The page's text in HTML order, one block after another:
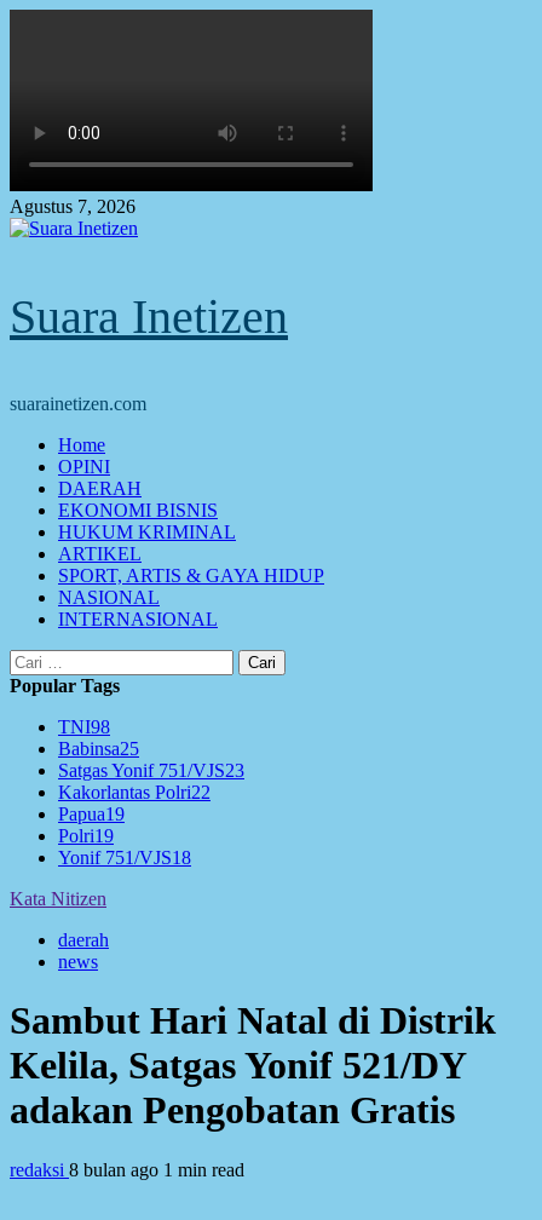
Agustus 7, 2026
Suara Inetizen
suarainetizen.com
Primary
Menu
Home
OPINI
DAERAH
EKONOMI BISNIS
HUKUM KRIMINAL
ARTIKEL
SPORT, ARTIS & GAYA HIDUP
NASIONAL
INTERNASIONAL
Cari
untuk:
Popular Tags
TNI98
Babinsa25
Satgas Yonif 751/VJS23
Kakorlantas Polri22
Papua19
Polri19
Yonif 751/VJS18
Kata Nitizen
daerah
news
Sambut Hari Natal di Distrik
Kelila, Satgas Yonif 521/DY
adakan Pengobatan Gratis
redaksi 8 bulan ago 1 min read